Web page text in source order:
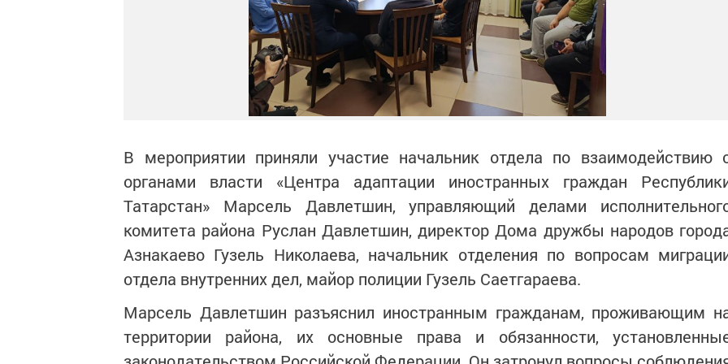
В мероприятии приняли участие начальник отдела по взаимодействию
органами власти «Центра адаптации иностранных граждан
Татарстан» Марсель Давлетшин, управляющий делами
комитета района Руслан Давлетшин, директор Дома дружбы народов
Азнакаево Гузель Николаева, начальник отделения по вопросам
отдела внутренних дел, майор полиции Гузель Саетгараева.
Марсель Давлетшин разъяснил иностранным гражданам, проживающим
территории района, их основные права и обязанности,